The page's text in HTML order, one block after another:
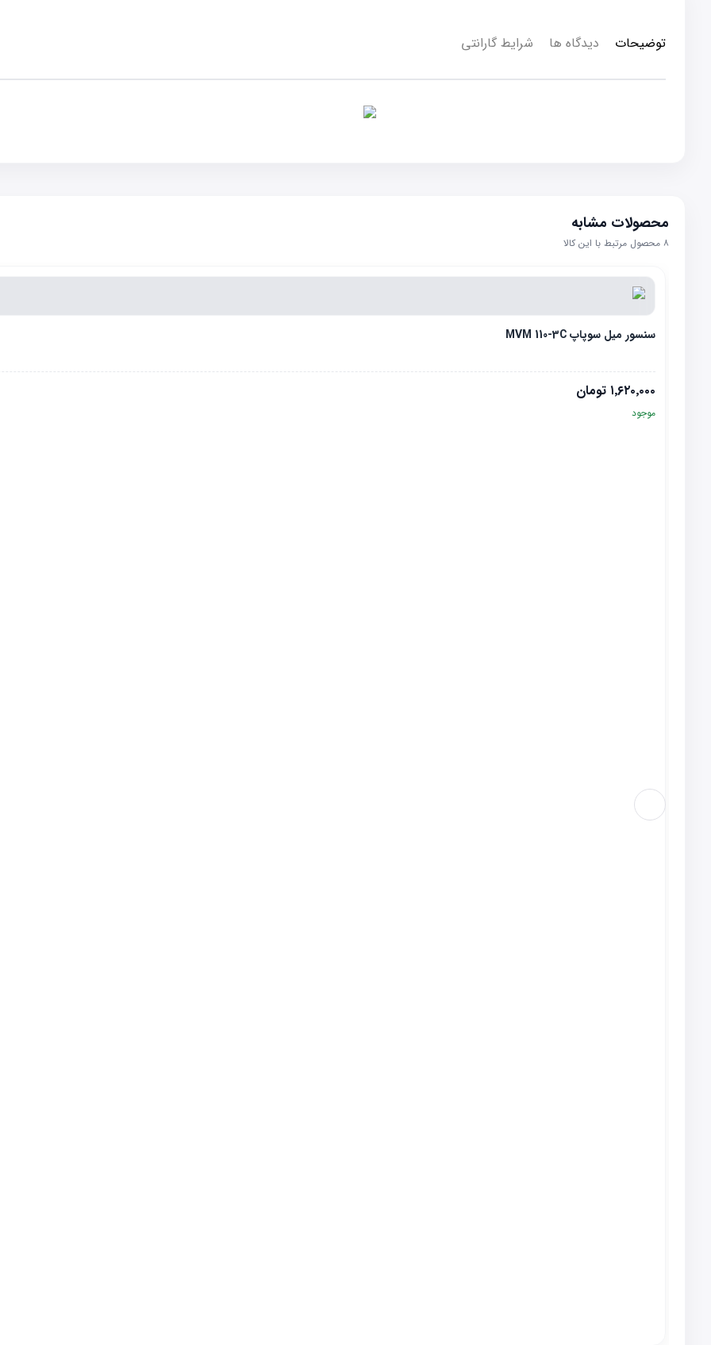
توضیحات دیدگاه ها شرایط گارانتی
محصولات مشابه
۸ محصول مرتبط با این کالا
سنسور میل سوپاپ MVM 110-3C
۱٬۶۲۰٬۰۰۰ تومان
موجود